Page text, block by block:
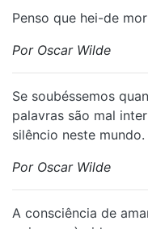
Penso que hei-de
Por Oscar Wilde
Se soubéssemos
palavras são mal
silêncio neste mundo.
Por Oscar Wilde
A consciência de